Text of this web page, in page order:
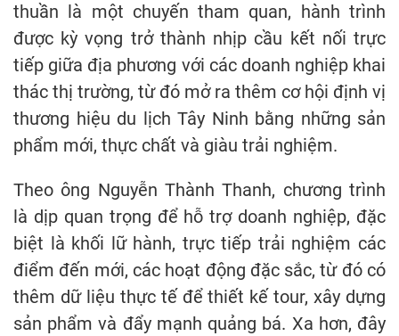
thuần là một chuyến tham quan, hành trình
được kỳ vọng trở thành nhịp cầu kết nối trực
tiếp giữa địa phương với các doanh nghiệp khai
thác thị trường, từ đó mở ra thêm cơ hội định vị
thương hiệu du lịch Tây Ninh bằng những sản
phẩm mới, thực chất và giàu trải nghiệm.
Theo ông Nguyễn Thành Thanh, chương trình
là dịp quan trọng để hỗ trợ doanh nghiệp, đặc
biệt là khối lữ hành, trực tiếp trải nghiệm các
điểm đến mới, các hoạt động đặc sắc, từ đó có
thêm dữ liệu thực tế để thiết kế tour, xây dựng
sản phẩm và đẩy mạnh quảng bá. Xa hơn, đây